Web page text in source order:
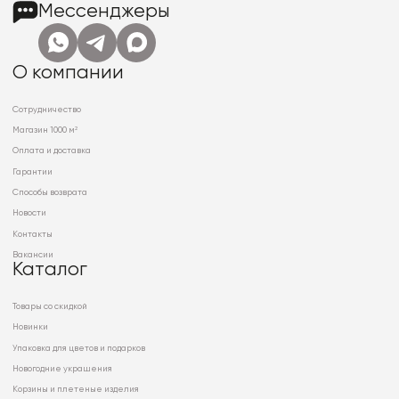
Мессенджеры
О компании
Сотрудничество
Магазин 1000 м²
Оплата и доставка
Гарантии
Способы возврата
Новости
Контакты
Вакансии
Каталог
Товары со скидкой
Новинки
Упаковка для цветов и подарков
Новогодние украшения
Корзины и плетеные изделия